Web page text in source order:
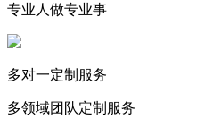
专业人做专业事
多对一定制服务
多领域团队定制服务